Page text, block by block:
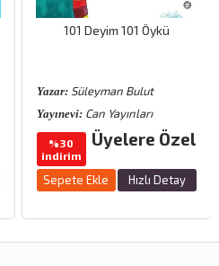
101 Deyim 101 Öykü
Yazar:Süleyman Bulut
Yayınevi:Can Yayınları
%30
indirim
Üyelere Özel
Sepete Ekle Hızlı Detay